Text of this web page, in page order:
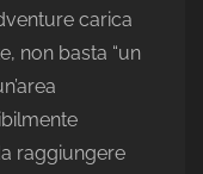
carica
non basta “un
raggiungere